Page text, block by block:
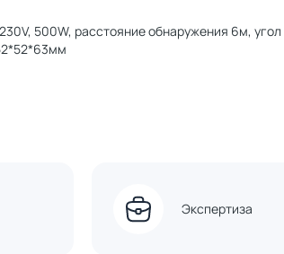
500W, расстояние обнаружения 6м, угол
Экспертиза